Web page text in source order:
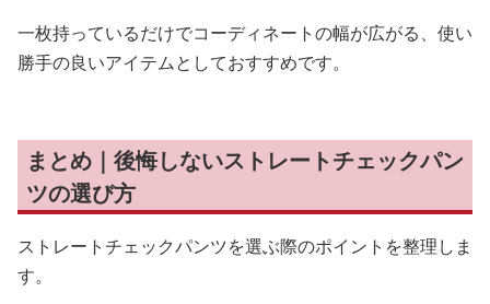
一枚持っているだけでコーディネートの幅が広がる、使い
勝手の良いアイテムとしておすすめです。
まとめ｜後悔しないストレートチェックパン
ツの選び方
ストレートチェックパンツを選ぶ際のポイントを整理しま
す。